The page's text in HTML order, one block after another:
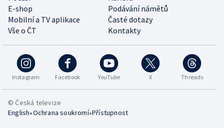
E-shop
Podávání námětů
Mobilní a TV aplikace
Časté dotazy
Vše o ČT
Kontakty
Instagram Facebook YouTube X Threads
© Česká televize
English•Ochrana soukromí•Přístupnost